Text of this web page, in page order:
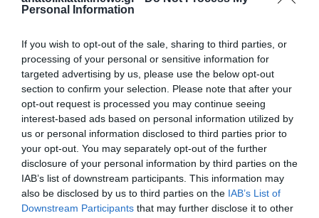
Personal Information
If you wish to opt-out of the sale, sharing to third parties, or
processing of your personal or sensitive information for
targeted advertising by us, please use the below opt-out
section to confirm your selection. Please note that after your
opt-out request is processed you may continue seeing
interest-based ads based on personal information utilized by
us or personal information disclosed to third parties prior to
your opt-out. You may separately opt-out of the further
disclosure of your personal information by third parties on the
IAB’s list of downstream participants. This information may
also be disclosed by us to third parties on the IAB’s List of
Downstream Participants that may further disclose it to other
Χανιά : Άγρια επίθεση από αλλοδαπούς δέχθηκαν αστυνομικοί
έξω από νυχτερινό κέντρο vid